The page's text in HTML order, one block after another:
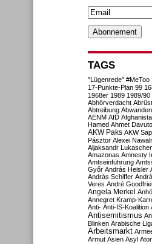
TAGS
"Lügenrede" #MeToo
17-Punkte-Plan 99
1968er 1989 1989/90
Abhörverdacht
Abtreibung
AENM AfD
Hamed Ahmet
AKW Paks AKW
Pásztor Alexei
Aljaksandr
Amazonas Amnesty
Amtseinführung
Győr András Heisler
András Schiffer
Veres André
Angela Merkel
Annegret Kramp-
Anti- Anti-IS-Koalition
Antisemitismus
Blinken Arabische
Arbeitsmarkt
Armut Asien Asyl